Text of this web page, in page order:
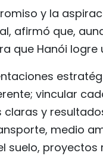
y la
afirmó que,
que Hanói
vincular
y
medio
suelo,